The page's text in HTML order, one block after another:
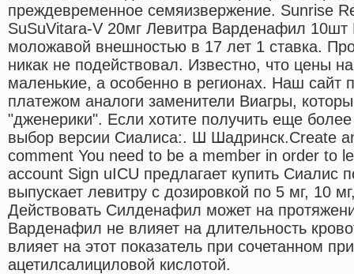
преждевременное семяизвержение. Sunrise
SuSuVitara-V 20мг Левитра Варденафил
моложавой внешностью в 17 лет 1 ставка.
никак не подействовал. Известно, что цены
маленькие, а особенно в регионах. Наш сайт
платежом аналоги заменители Виагры,
"дженерики". Если хотите получить еще
выбор версии Сиалиса:. Ш Шадринск.Create
comment You need to be a member in order to
account Sign uICU предлагает купить Сиалис
выпускает левитру с дозировкой по 5 мг, 10
Действовать Силденафил может на
Варденафил не влияет на длительность
влияет на этот показатель при сочетанном
ацетилсалициловой кислотой.